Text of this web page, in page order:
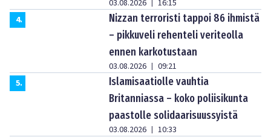
03.08.2026
16:15
4.
Nizzan terroristi tappoi 86 ihmistä
– pikkuveli rehenteli veriteolla
ennen karkotustaan
03.08.2026 | 09:21
5.
Islamisaatiolle vauhtia
Britanniassa – koko poliisikunta
paastolle solidaarisuussyistä
03.08.2026 | 10:33